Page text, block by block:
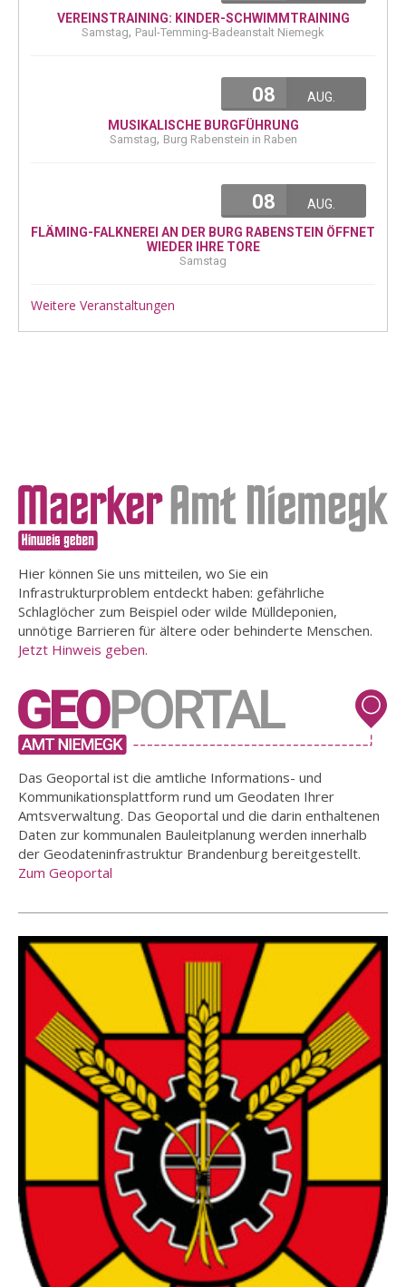
VEREINSTRAINING: KINDER-SCHWIMMTRAINING
Samstag, Paul-Temming-Badeanstalt Niemegk
08
AUG.
MUSIKALISCHE BURGFÜHRUNG
Samstag, Burg Rabenstein in Raben
08
AUG.
FLÄMING-FALKNEREI AN DER BURG RABENSTEIN ÖFFNET
WIEDER IHRE TORE
Samstag
Weitere Veranstaltungen
Hier können Sie uns mitteilen, wo Sie ein
Infrastrukturproblem entdeckt haben: gefährliche
Schlaglöcher zum Beispiel oder wilde Mülldeponien,
unnötige Barrieren für ältere oder behinderte Menschen.
Jetzt Hinweis geben.
Das Geoportal ist die amtliche Informations- und
Kommunikationsplattform rund um Geodaten Ihrer
Amtsverwaltung. Das Geoportal und die darin enthaltenen
Daten zur kommunalen Bauleitplanung werden innerhalb
der Geodateninfrastruktur Brandenburg bereitgestellt.
Zum Geoportal